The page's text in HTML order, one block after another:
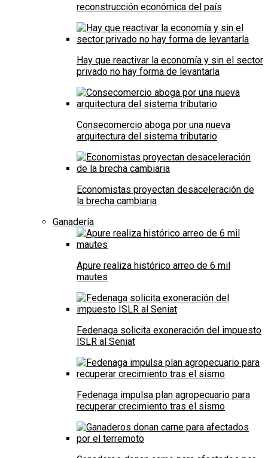
reconstrucción económica del país
Hay que reactivar la economía y sin el sector
privado no hay forma de levantarla
Consecomercio aboga por una nueva
arquitectura del sistema tributario
Economistas proyectan desaceleración de
la brecha cambiaria
Ganadería
Apure realiza histórico arreo de 6 mil
mautes
Fedenaga solicita exoneración del impuesto
ISLR al Seniat
Fedenaga impulsa plan agropecuario para
recuperar crecimiento tras el sismo